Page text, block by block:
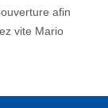
afin
vite Mario